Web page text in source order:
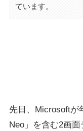
ています。
先日、Microsoftが
Neo」を含む2画